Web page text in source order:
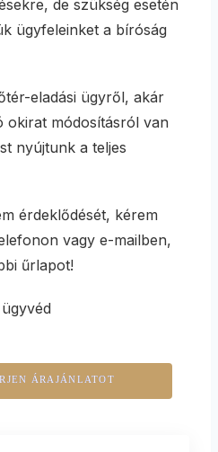
de szükség esetén
ügyfeleinket a bíróság
eladási ügyről, akár
okirat módosításról van
nyújtunk a teljes
érdeklődését, kérem
vagy e-mailben,
űrlapot!
ÁRAJÁNLATOT